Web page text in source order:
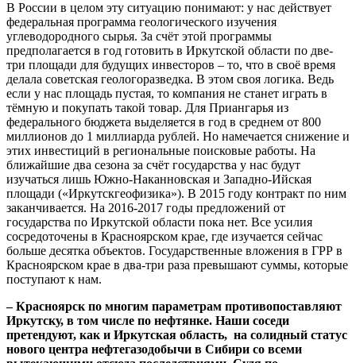
В России в целом эту ситуацию понимают: у нас действует
федеральная программа геологического изучения
углеводородного сырья. За счёт этой программы
предполагается в год готовить в Иркутской области по две-
три площади для будущих инвесторов – то, что в своё время
делала советская геологоразведка. В этом своя логика. Ведь
если у нас площадь пустая, то компания не станет играть в
тёмную и покупать такой товар. Для Приангарья из
федерального бюджета выделяется в год в среднем от 800
миллионов до 1 миллиарда рублей. Но намечается снижение и
этих инвестиций в региональные поисковые работы. На
ближайшие два сезона за счёт государства у нас будут
изучаться лишь Южно-Наканновская и Западно-Ийская
площади («Иркутскгеофизика»). В 2015 году контракт по ним
заканчивается. На 2016-2017 годы предложений от
государства по Иркутской области пока нет. Все усилия
сосредоточены в Красноярском крае, где изучается сейчас
больше десятка объектов. Государственные вложения в ГРР в
Красноярском крае в два-три раза превышают суммы, которые
поступают к нам.
– Красноярск по многим параметрам противопоставляют
Иркутску, в том числе по нефтянке. Наши соседи
претендуют, как и Иркутская область, на солидный статус
нового центра нефтегазодобычи в Сибири со всеми